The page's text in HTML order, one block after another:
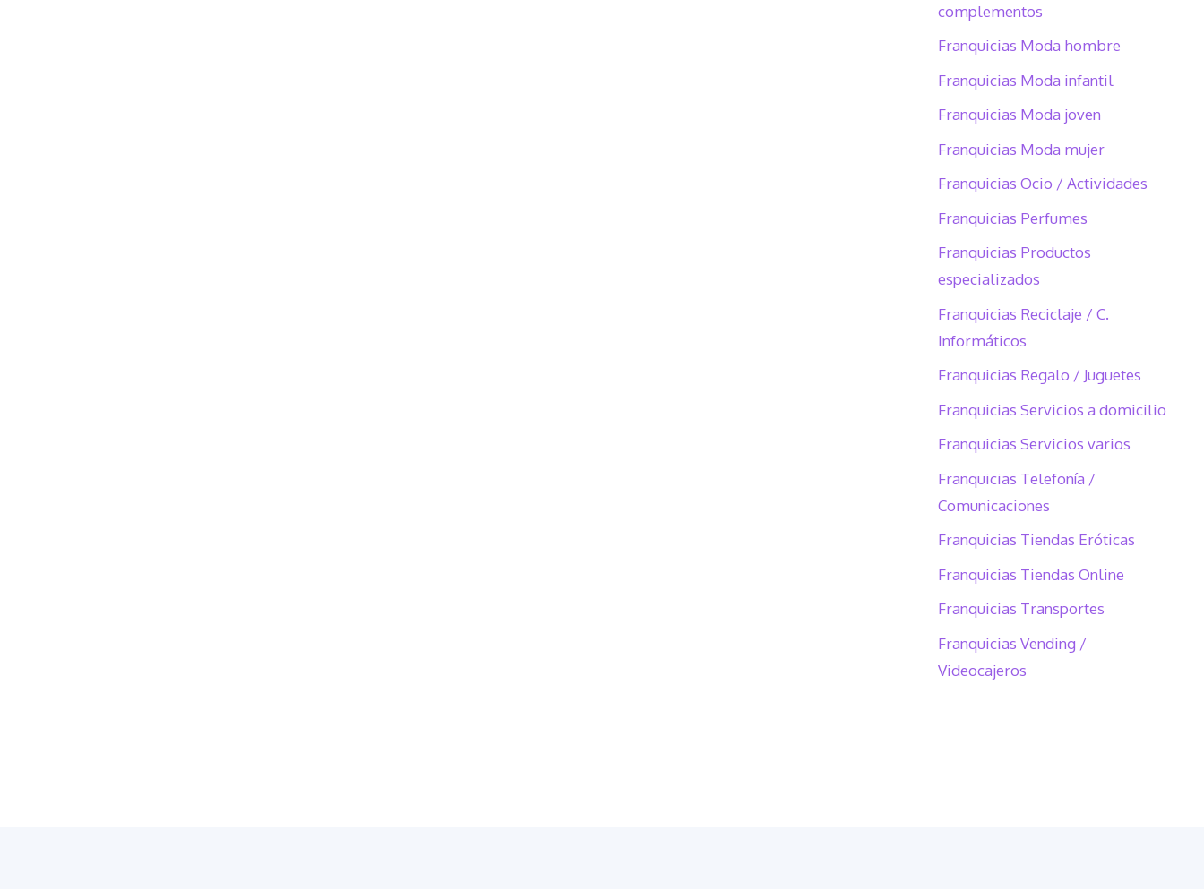
complementos
Franquicias Moda hombre
Franquicias Moda infantil
Franquicias Moda joven
Franquicias Moda mujer
Franquicias Ocio / Actividades
Franquicias Perfumes
Franquicias Productos
especializados
Franquicias Reciclaje / C.
Informáticos
Franquicias Regalo / Juguetes
Franquicias Servicios a domicilio
Franquicias Servicios varios
Franquicias Telefonía /
Comunicaciones
Franquicias Tiendas Eróticas
Franquicias Tiendas Online
Franquicias Transportes
Franquicias Vending /
Videocajeros